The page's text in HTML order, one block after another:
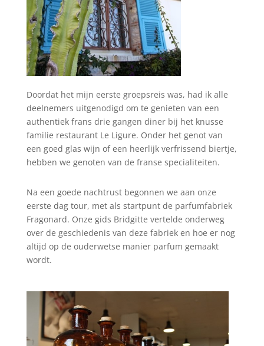
Doordat het mijn eerste groepsreis was, had ik alle
deelnemers uitgenodigd om te genieten van een
authentiek frans drie gangen diner bij het knusse
familie restaurant Le Ligure. Onder het genot van
een goed glas wijn of een heerlijk verfrissend biertje,
hebben we genoten van de franse specialiteiten.
Na een goede nachtrust begonnen we aan onze
eerste dag tour, met als startpunt de parfumfabriek
Fragonard. Onze gids Bridgitte vertelde onderweg
over de geschiedenis van deze fabriek en hoe er nog
altijd op de ouderwetse manier parfum gemaakt
wordt.